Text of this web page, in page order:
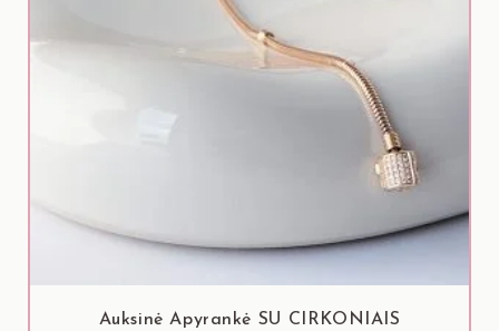
Auksinė Apyrankė SU CIRKONIAIS